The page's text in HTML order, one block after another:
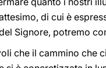
di cui è
Signore, potremo
che il cammino che